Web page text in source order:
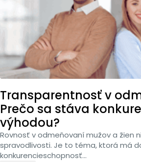
Transparentnosť v
Prečo sa stáva
výhodou?
Rovnosť v odmeňovaní mužov a žien
spravodlivosti. Je to téma, ktorá má
konkurencieschopnosť...